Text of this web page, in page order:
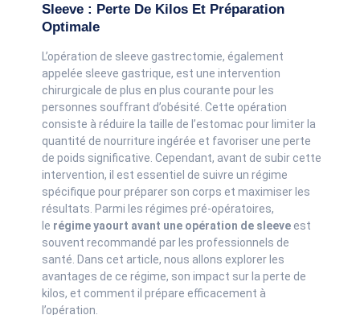
Sleeve : Perte De Kilos Et Préparation
Optimale
L’opération de sleeve gastrectomie, également
appelée sleeve gastrique, est une intervention
chirurgicale de plus en plus courante pour les
personnes souffrant d’obésité. Cette opération
consiste à réduire la taille de l’estomac pour limiter la
quantité de nourriture ingérée et favoriser une perte
de poids significative. Cependant, avant de subir cette
intervention, il est essentiel de suivre un régime
spécifique pour préparer son corps et maximiser les
résultats. Parmi les régimes pré-opératoires,
le régime yaourt avant une opération de sleeve est
souvent recommandé par les professionnels de
santé. Dans cet article, nous allons explorer les
avantages de ce régime, son impact sur la perte de
kilos, et comment il prépare efficacement à
l’opération.